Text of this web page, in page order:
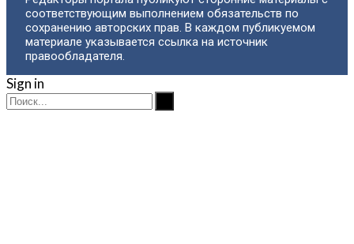
соответствующим выполнением обязательств по
сохранению авторских прав. В каждом публикуемом
материале указывается ссылка на источник
правообладателя.
Sign in